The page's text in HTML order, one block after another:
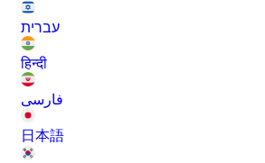
עברית
हिन्दी
فارسی
日本語